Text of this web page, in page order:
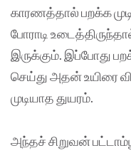
காரணத்தால் பறக்க
போராடி
இருக்கும். இப்போது
செய்து அதன் உயிரை
முடியாத துயரம்.
அந்தச் சிறுவன்